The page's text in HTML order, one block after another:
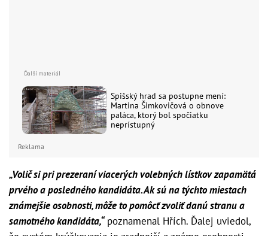
Spišský hrad sa postupne mení:
Martina Šimkovičová o obnove
paláca, ktorý bol spočiatku
neprístupný
Reklama
„Volič si pri prezeraní viacerých volebných lístkov zapamätá
prvého a posledného kandidáta. Ak sú na týchto miestach
známejšie osobnosti, môže to pomôcť zvoliť danú stranu a
samotného kandidáta,“poznamenal Hřích. Ďalej uviedol,